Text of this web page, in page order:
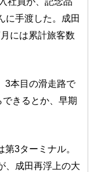
に手渡した。成田
には累計旅客数
3本目の滑走路で
きるとか、早期
3ターミナル。
、成田再浮上の大